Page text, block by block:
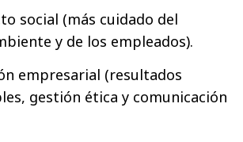
social (más cuidado del
y de los empleados).
empresarial (resultados
gestión ética y comunicación